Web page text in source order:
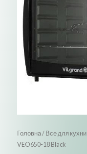
Головна/ Все для кухни
VEO650-18 Black